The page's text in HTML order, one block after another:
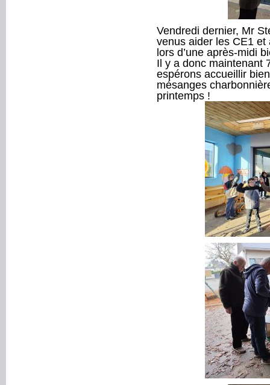
Vendredi dernier, Mr
venus aider les CE1
lors d’une après-midi
Il y a donc maintenant
espérons accueillir
mésanges
printemps !